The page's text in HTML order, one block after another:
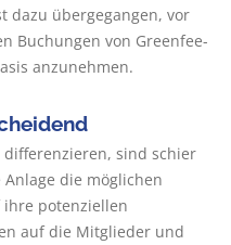
dazu übergegangen, vor
Buchungen von Greenfee-
anzunehmen.
differenzieren, sind schier
die möglichen
potenziellen
auf die Mitglieder und